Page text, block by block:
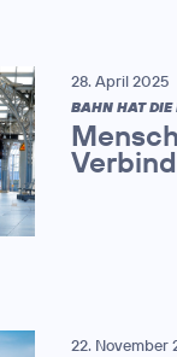
28. April 2025
BAHN HAT
22. November